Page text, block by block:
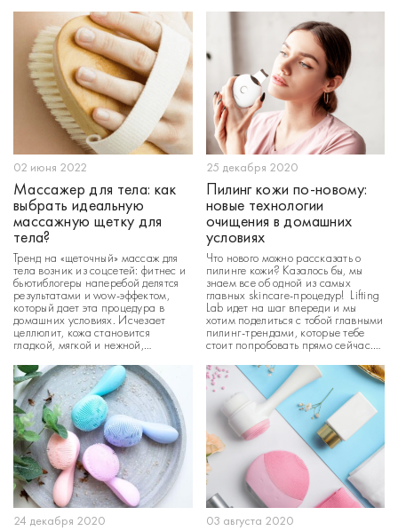
собственном опыте убедились в их
эффективность и
многофункциональности. Иногда
методом проб и ошибок мы
выясняли, что наши приборы
делают нас
увлажнение, а также
восстанавливающие лифтинг-
процедуры. Как ухаживать за
кожей в […]
02 июня 2022
Массажер для тела: как
выбрать идеальную
массажную щетку для
тела?
Тренд на «щеточный» массаж для
тела возник из соцсетей: фитнес и
бьютиблогеры наперебой делятся
результатами и wow-эффектом,
который дает эта процедура в
домашних условиях. Исчезает
целлюлит, кожа становится
гладкой, мягкой и нежной,
соответственно, внешний вид. Что
особенно актуально в летний
период: когда хочется, чтобы и
загар лег идеально, и ножки
выглядели привлекатель
25 декабря 2020
Пилинг кожи по-новому:
новые технологии
очищения в домашних
условиях
Что нового можно рассказать о
пилинге кожи? Казалось бы, мы
знаем все об одной из самых
главных skincare-процедур! Lifting
Lab идет на шаг впереди и мы
хотим поделиться с тобой главными
пилинг-трендами, которые тебе
стоит попробовать прямо сейчас.
кожи – это, по сути, и есть пилинг.
Отшелушивая ороговевший слой
клеток, мы, тем самым, открываем
им «новое» дыхание. А
24 декабря 2020 03 августа 2020